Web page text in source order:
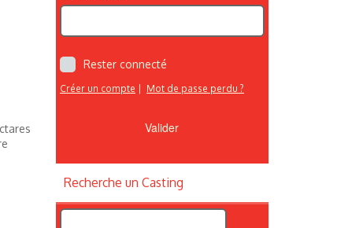
Rester connecté
Créer un compte Mot de passe perdu ?
Recherche un Casting